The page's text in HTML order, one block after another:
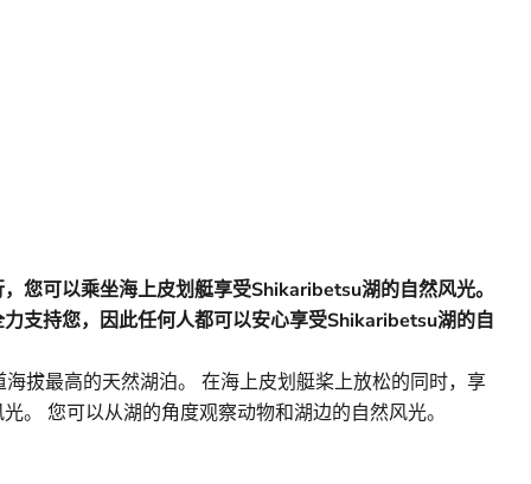
您可以乘坐海上皮划艇享受Shikaribetsu湖的自然风光。
支持您，因此任何人都可以安心享受Shikaribetsu湖的自
拔最高的天然湖泊。 在海上皮划艇桨上放松的同时，享
。 您可以从湖的角度观察动物和湖边的自然风光。